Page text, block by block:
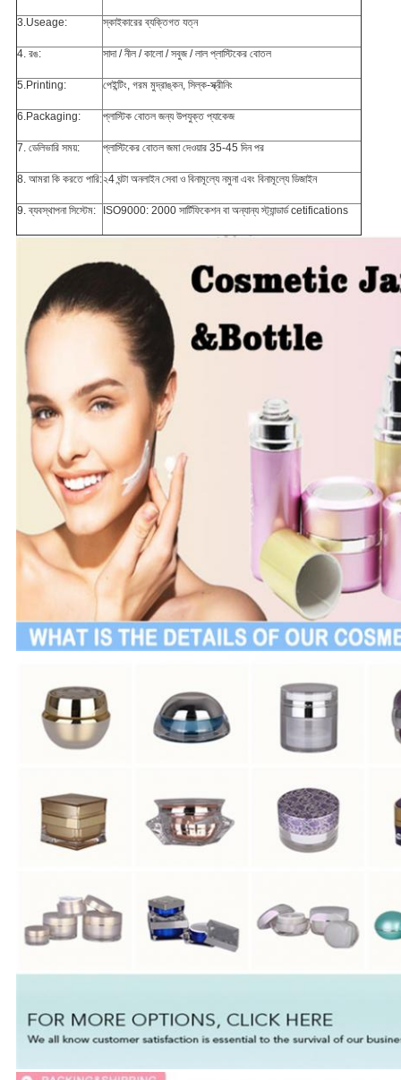
3.Useage: স্কাইকারের ব্যক্তিগত যত্ন
4. রঙ: সাদা / নীল / কালো / সবুজ / লাল প্লাস্টিকের বোতল
5.Printing: পেইন্টিং, গরম মুদ্রাঙ্কন, সিল্ক-স্ক্রীনিং
6.Packaging: প্লাস্টিক বোতল জন্য উপযুক্ত প্যাকেজ
7. ডেলিভারি সময়: প্লাস্টিকের বোতল জমা দেওয়ার 35-45 দিন পর
8. আমরা কি করতে পারি:২4 ঘন্টা অনলাইন সেবা ও বিনামূল্যে নমুনা এবং বিনামূল্যে ডিজাইন
9. ব্যবস্থাপনা সিস্টেম: ISO9000: 2000 সার্টিফিকেশন বা অন্যান্য স্ট্যান্ডার্ড cetifications